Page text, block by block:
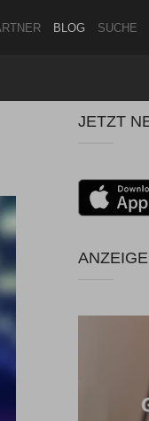
BLOG SUCHE
JETZT
ANZEIGE